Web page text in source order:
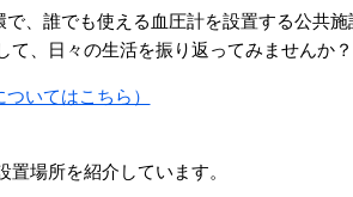
、誰でも使える血圧計を設置する公共施
、日々の生活を振り返ってみませんか？
いてはこちら）
場所を紹介しています。